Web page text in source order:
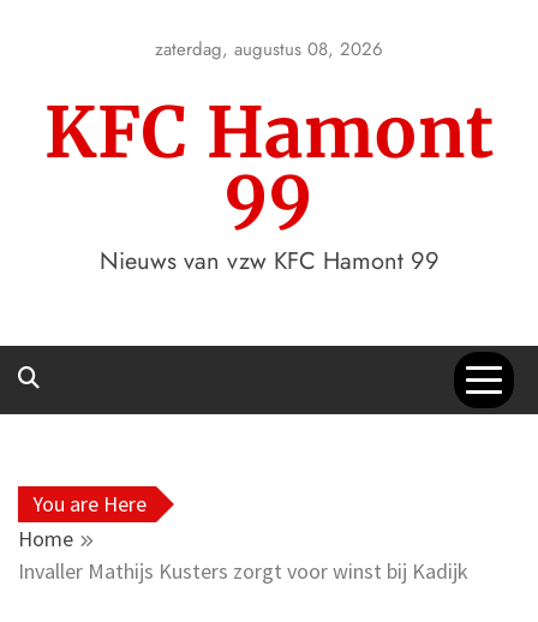
zaterdag, augustus 08, 2026
KFC Hamont
99
Nieuws van vzw KFC Hamont 99
You are Here
Home
Invaller Mathijs Kusters zorgt voor winst bij Kadijk